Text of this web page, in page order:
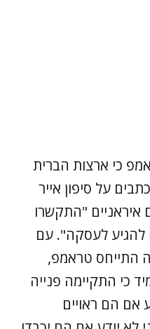
כי ארצות הברית
על סיפון אייר
איראניים "התקשרו
להגיע לעסקה". עם
התייחס טראמפ,
כי התקיימה פנייה
אם הם ראויים